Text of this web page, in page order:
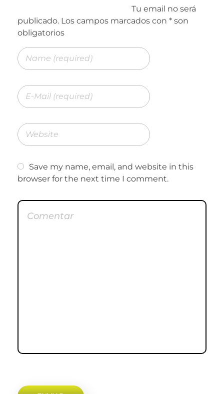
Save my name, email, and website in this
browser for the next time I comment.